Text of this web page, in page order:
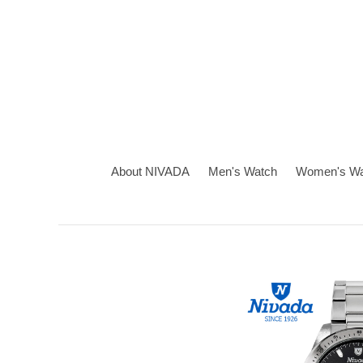
About NIVADA Men's Watch Women's